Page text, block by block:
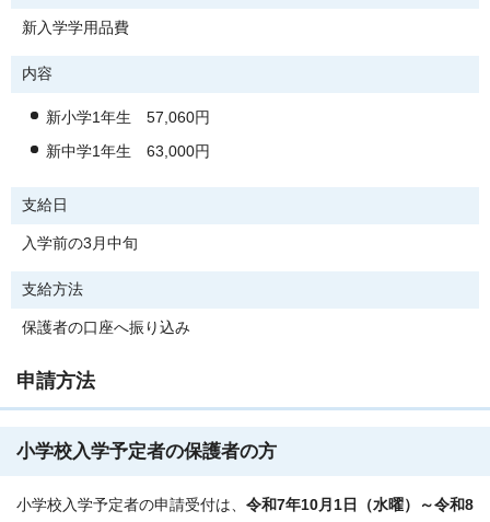
新入学学用品費
内容
新小学1年生 57,060円
新中学1年生 63,000円
支給日
入学前の3月中旬
支給方法
保護者の口座へ振り込み
申請方法
小学校入学予定者の保護者の方
小学校入学予定者の申請受付は、 令和7年10月1日（水曜）～令和8